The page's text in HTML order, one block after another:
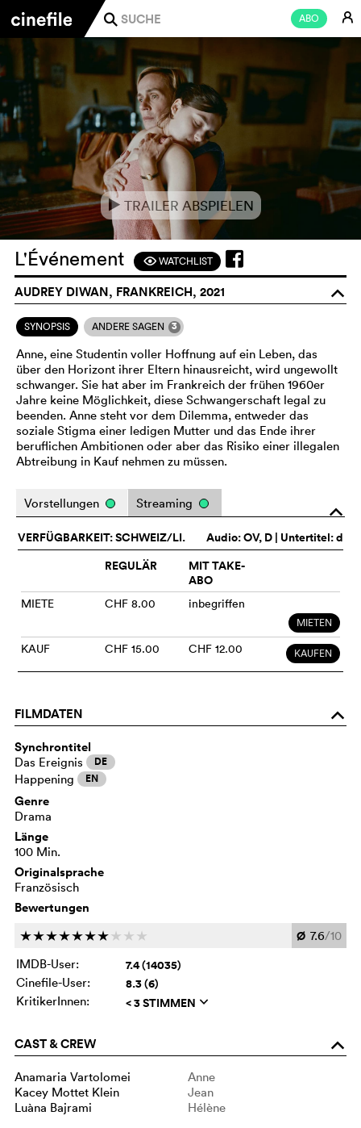
ABO E
j
e TRAILER ABSPIELEN
L'Événement FWATCHLIST
AUDREY DIWAN, FRANKREICH, 2021 o
SYNOPSIS ANDERE SAGEN 3
Anne, eine Studentin voller Hoffnung auf ein Leben, das
über den Horizont ihrer Eltern hinausreicht, wird ungewollt
schwanger. Sie hat aber im Frankreich der frühen 1960er
Jahre keine Möglichkeit, diese Schwangerschaft legal zu
beenden. Anne steht vor dem Dilemma, entweder das
soziale Stigma einer ledigen Mutter und das Ende ihrer
beruflichen Ambitionen oder aber das Risiko einer illegalen
Abtreibung in Kauf nehmen zu müssen.
o
Vorstellungen Streaming
Audio:OV, D | Untertitel: d
VERFÜGBARKEIT: SCHWEIZ/LI.
REGULÄR
MIT TAKE-
ABO
MIETE CHF 8.00 inbegriffen
MIETEN
KAUF CHF 15.00 CHF 12.00 KAUFEN
FILMDATEN o
Synchrontitel
Das Ereignis DE
Happening EN
Genre
Drama
Länge
100 Min.
Originalsprache
Französisch
Bewertungen
ccccccc c c c Ø 7.6/10
IMDB-User:
7.4 (14035)
Cinefile-User: 8.3 (6)
KritikerInnen: < 3 STIMMEN q
CAST & CREW o
Anamaria Vartolomei
Anne
Kacey Mottet Klein
Jean
Luàna Bajrami
Hélène